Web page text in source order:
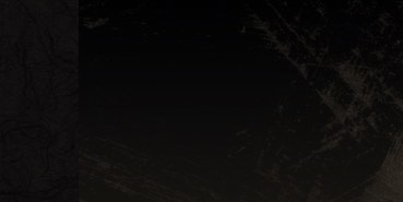
福岡
愉しめ
畜産農家直送の厳